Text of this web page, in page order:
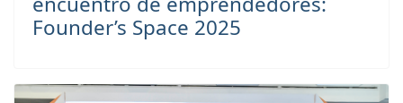
Founder’s Space 2025